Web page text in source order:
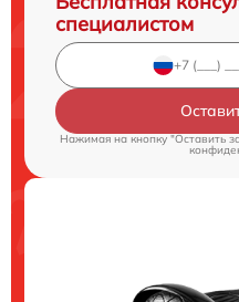
специалистом
Нажимая на кнопку "Оставить